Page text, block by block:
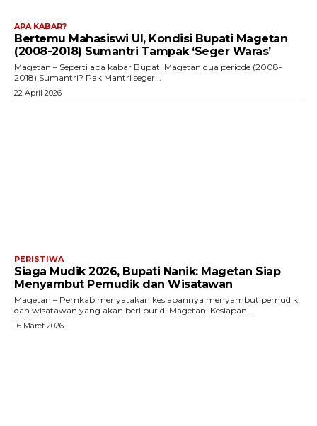
APA KABAR?
Bertemu Mahasiswi UI, Kondisi Bupati Magetan
(2008-2018) Sumantri Tampak ‘Seger Waras’
Magetan – Seperti apa kabar Bupati Magetan dua periode (2008-
2018) Sumantri? Pak Mantri seger...
22 April 2026
PERISTIWA
Siaga Mudik 2026, Bupati Nanik: Magetan Siap
Menyambut Pemudik dan Wisatawan
Magetan – Pemkab menyatakan kesiapannya menyambut pemudik
dan wisatawan yang akan berlibur di Magetan. Kesiapan...
16 Maret 2026